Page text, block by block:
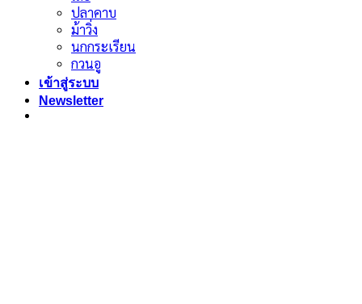
ปลาคาบ
ม้าวิ่ง
นกกระเรียน
กวนอู
เข้าสู่ระบบ
Newsletter